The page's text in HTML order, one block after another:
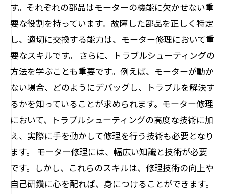
す。それぞれの部品はモーターの機能に欠かせない重
要な役割を持っています。故障した部品を正しく特定
し、適切に交換する能力は、モーター修理において重
要なスキルです。 さらに、トラブルシューティングの
方法を学ぶことも重要です。例えば、モーターが動か
ない場合、どのようにデバッグし、トラブルを解決す
るかを知っていることが求められます。モーター修理
において、トラブルシューティングの高度な技術に加
え、実際に手を動かして修理を行う技術も必要となり
ます。 モーター修理には、幅広い知識と技術が必要
です。しかし、これらのスキルは、修理技術の向上や
自己研鑽に心を配れば、身につけることができます。